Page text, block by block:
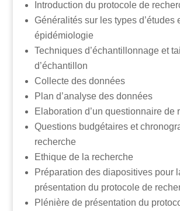
Introduction du protocole de
Généralités sur les types d’études
épidémiologie
Techniques d’échantillonnage et
d’échantillon
Collecte des données
Plan d’analyse des données
Elaboration d’un questionnaire de
Questions budgétaires et
recherche
Ethique de la recherche
Préparation des diapositives pour
présentation du protocole de
Plénière de présentation du